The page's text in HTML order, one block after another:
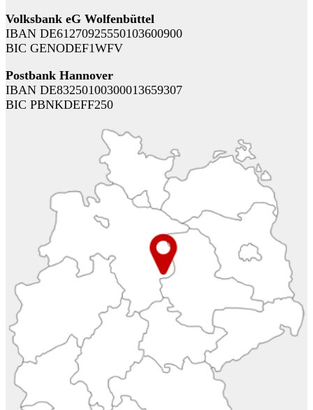
Volksbank eG Wolfenbüttel
IBAN DE61270925550103600900
BIC GENODEF1WFV
Postbank Hannover
IBAN DE83250100300013659307
BIC PBNKDEFF250